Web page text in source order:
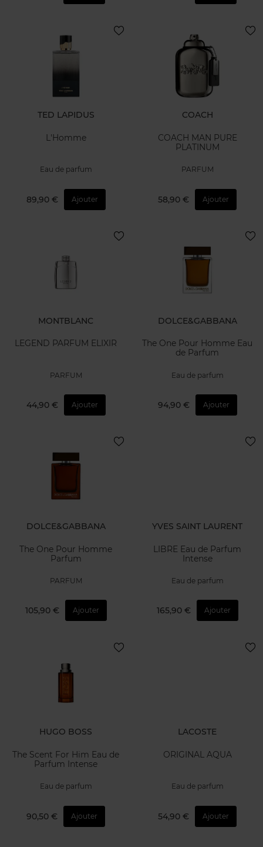
TED LAPIDUS
L'Homme
Eau de parfum
89,90 € Ajouter
COACH
COACH MAN PURE
PLATINUM
PARFUM
58,90 € Ajouter
MONTBLANC
LEGEND PARFUM ELIXIR
PARFUM
44,90 € Ajouter
DOLCE&GABBANA
The One Pour Homme Eau
de Parfum
Eau de parfum
94,90 € Ajouter
DOLCE&GABBANA
The One Pour Homme
Parfum
PARFUM
105,90 € Ajouter
YVES SAINT LAURENT
LIBRE Eau de Parfum
Intense
Eau de parfum
165,90 € Ajouter
HUGO BOSS
The Scent For Him Eau de
Parfum Intense
Eau de parfum
90,50 € Ajouter
LACOSTE
ORIGINAL AQUA
Eau de parfum
54,90 € Ajouter